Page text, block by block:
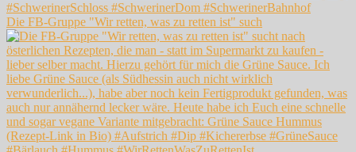
Die FB-Gruppe "Wir retten, was zu retten ist" such